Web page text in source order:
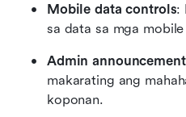
Mobile data controls:
sa data sa mga
Admin
makarating ang
koponan.